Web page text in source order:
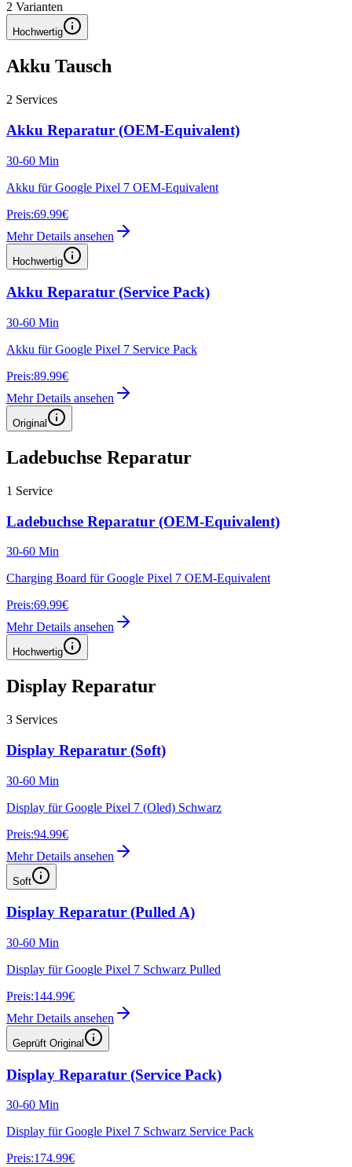
2 Varianten
Hochwertig
Akku Tausch
2 Services
Akku Reparatur (OEM-Equivalent)
30-60 Min
Akku für Google Pixel 7 OEM-Equivalent
Preis:69.99€
Mehr Details ansehen
Hochwertig
Akku Reparatur (Service Pack)
30-60 Min
Akku für Google Pixel 7 Service Pack
Preis:89.99€
Mehr Details ansehen
Original
Ladebuchse Reparatur
1 Service
Ladebuchse Reparatur (OEM-Equivalent)
30-60 Min
Charging Board für Google Pixel 7 OEM-Equivalent
Preis:69.99€
Mehr Details ansehen
Hochwertig
Display Reparatur
3 Services
Display Reparatur (Soft)
30-60 Min
Display für Google Pixel 7 (Oled) Schwarz
Preis:94.99€
Mehr Details ansehen
Soft
Display Reparatur (Pulled A)
30-60 Min
Display für Google Pixel 7 Schwarz Pulled
Preis:144.99€
Mehr Details ansehen
Geprüft Original
Display Reparatur (Service Pack)
30-60 Min
Display für Google Pixel 7 Schwarz Service Pack
Preis:174.99€